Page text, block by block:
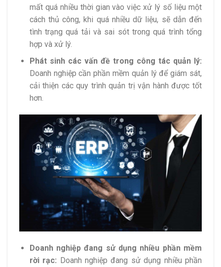
mất quá nhiều thời gian vào việc xử lý số liệu một
cách thủ công, khi quá nhiều dữ liệu, sẽ dẫn đến
tình trạng quá tải và sai sót trong quá trình tổng
hợp và xử lý.
Phát sinh các vấn đề trong công tác quản lý:
Doanh nghiệp cần phần mềm quản lý để giám sát,
cải thiện các quy trình quản trị vận hành được tốt
hơn.
Doanh nghiệp đang sử dụng nhiều phần mềm
rời rạc: Doanh nghiệp đang sử dụng nhiều phần